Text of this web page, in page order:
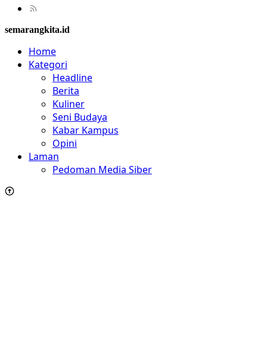
semarangkita.id
Home
Kategori
Headline
Berita
Kuliner
Seni Budaya
Kabar Kampus
Opini
Laman
Pedoman Media Siber